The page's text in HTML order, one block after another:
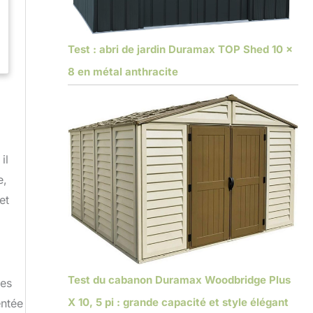
il
Test : abri de jardin Duramax TOP Shed 10 x
8 en métal anthracite
Test du cabanon Duramax Woodbridge Plus
X 10, 5 pi : grande capacité et style élégant